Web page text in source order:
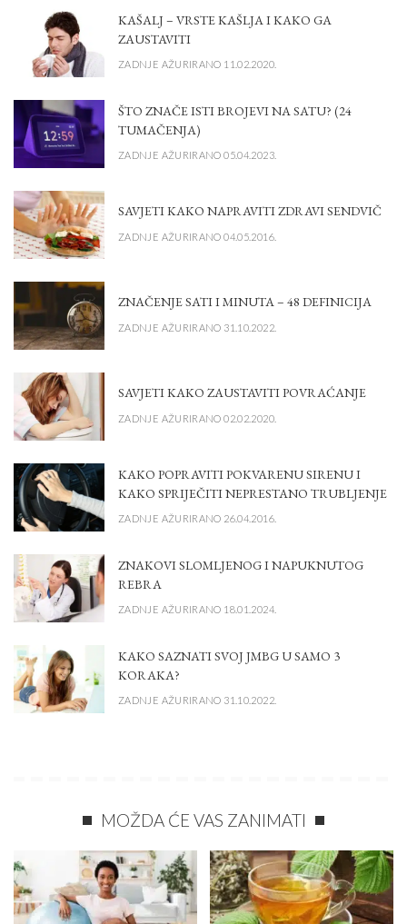
KAŠALJ – VRSTE KAŠLJA I KAKO GA
ZAUSTAVITI
ZADNJE AŽURIRANO 11.02.2020.
ŠTO ZNAČE ISTI BROJEVI NA SATU? (24
TUMAČENJA)
ZADNJE AŽURIRANO 05.04.2023.
SAVJETI KAKO NAPRAVITI ZDRAVI SENDVIČ
ZADNJE AŽURIRANO 04.05.2016.
ZNAČENJE SATI I MINUTA – 48 DEFINICIJA
ZADNJE AŽURIRANO 31.10.2022.
SAVJETI KAKO ZAUSTAVITI POVRAĆANJE
ZADNJE AŽURIRANO 02.02.2020.
KAKO POPRAVITI POKVARENU SIRENU I
KAKO SPRIJEČITI NEPRESTANO TRUBLJENJE
ZADNJE AŽURIRANO 26.04.2016.
ZNAKOVI SLOMLJENOG I NAPUKNUTOG
REBRA
ZADNJE AŽURIRANO 18.01.2024.
KAKO SAZNATI SVOJ JMBG U SAMO 3
KORAKA?
ZADNJE AŽURIRANO 31.10.2022.
MOŽDA ĆE VAS ZANIMATI